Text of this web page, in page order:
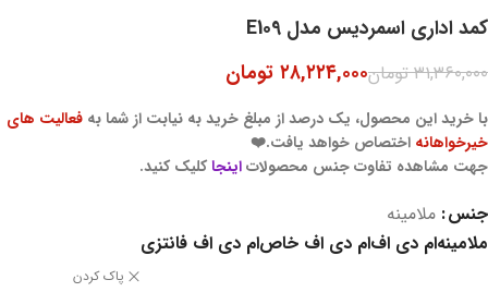
کمد اداری اسمردیس مدل E109
۳۱,۳۶۰,۰۰۰تومان۲۸,۲۲۴,۰۰۰ تومان
با خرید این محصول، یک درصد از مبلغ خرید به نیابت از شما به فعالیت های
خیرخواهانه اختصاص خواهد یافت.❤️
جهت مشاهده تفاوت جنس محصولاتاینجا کلیک کنید.
جنس ملامینه
ملامینهام دی افام دی اف خاصام دی اف فانتزی
پاک کردن